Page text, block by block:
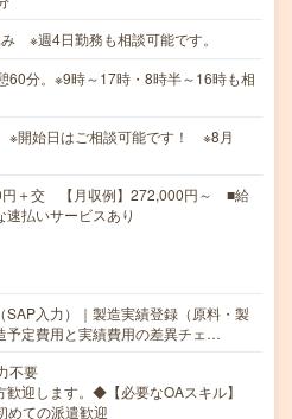
※週4日勤務も相談可能です。
分。※9時～17時・8時半～16時も相
開始日はご相談可能です！ ※8月
円＋交 【月収例】272,000円～ ■給
払いサービスあり
SAP入力）｜製造実績登録（原料・製
予定費用と実績費用の差異チェ…
不要
迎します。◆【必要なOAスキル】
ての派遣歓迎